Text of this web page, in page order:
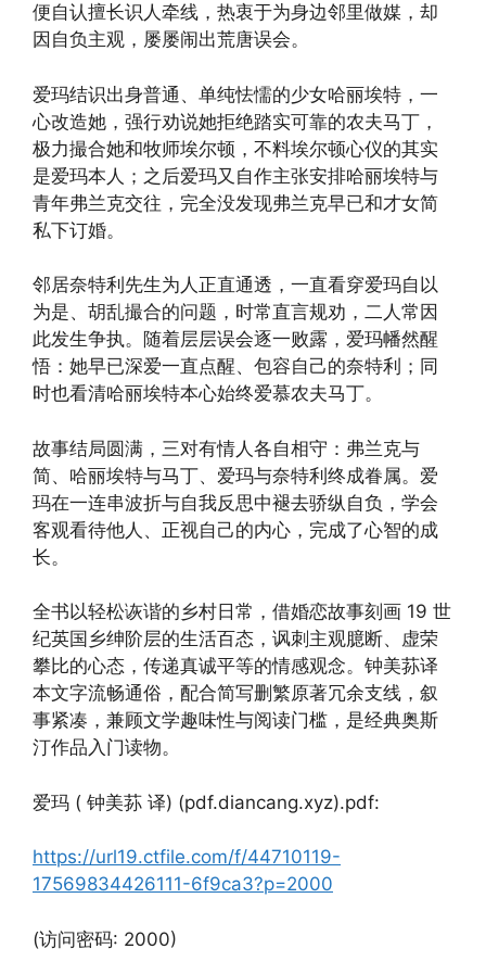
便自认擅长识人牵线，热衷于为身边邻里做媒，却
因自负主观，屡屡闹出荒唐误会。
爱玛结识出身普通、单纯怯懦的少女哈丽埃特，一
心改造她，强行劝说她拒绝踏实可靠的农夫马丁，
极力撮合她和牧师埃尔顿，不料埃尔顿心仪的其实
是爱玛本人；之后爱玛又自作主张安排哈丽埃特与
青年弗兰克交往，完全没发现弗兰克早已和才女简
私下订婚。
邻居奈特利先生为人正直通透，一直看穿爱玛自以
为是、胡乱撮合的问题，时常直言规劝，二人常因
此发生争执。随着层层误会逐一败露，爱玛幡然醒
悟：她早已深爱一直点醒、包容自己的奈特利；同
时也看清哈丽埃特本心始终爱慕农夫马丁。
故事结局圆满，三对有情人各自相守：弗兰克与
简、哈丽埃特与马丁、爱玛与奈特利终成眷属。爱
玛在一连串波折与自我反思中褪去骄纵自负，学会
客观看待他人、正视自己的内心，完成了心智的成
长。
全书以轻松诙谐的乡村日常，借婚恋故事刻画 19 世
纪英国乡绅阶层的生活百态，讽刺主观臆断、虚荣
攀比的心态，传递真诚平等的情感观念。钟美荪译
本文字流畅通俗，配合简写删繁原著冗余支线，叙
事紧凑，兼顾文学趣味性与阅读门槛，是经典奥斯
汀作品入门读物。
爱玛 ( 钟美荪 译) (pdf.diancang.xyz).pdf:
https://url19.ctfile.com/f/44710119-
17569834426111-6f9ca3?p=2000
(访问密码: 2000)